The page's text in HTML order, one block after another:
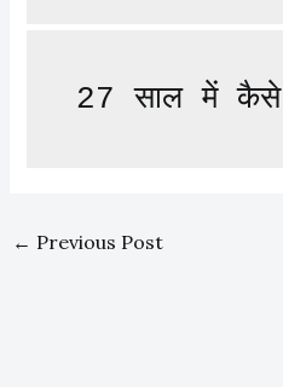
27 साल में कैसे
← Previous Post